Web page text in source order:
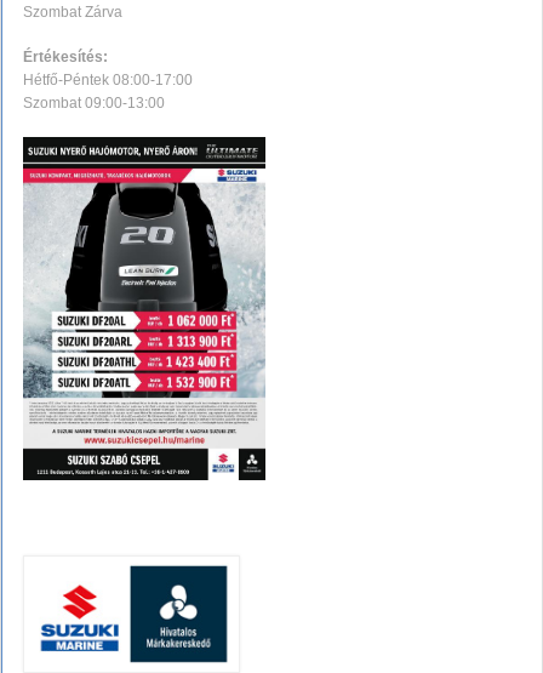
Szombat Zárva
Értékesítés:
Hétfő-Péntek 08:00-17:00
Szombat 09:00-13:00